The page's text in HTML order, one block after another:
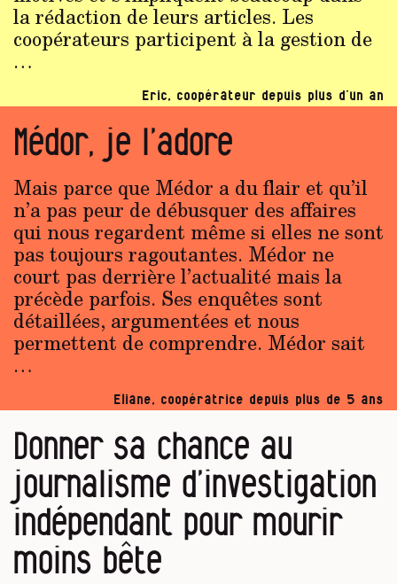
la rédaction de leurs articles. Les
coopérateurs participent à la gestion de
…
Eric, coopérateur depuis plus d’un an
Médor, je l’adore
Mais parce que Médor a du flair et qu’il
n’a pas peur de débusquer des affaires
qui nous regardent même si elles ne sont
pas toujours ragoutantes. Médor ne
court pas derrière l’actualité mais la
précède parfois. Ses enquêtes sont
détaillées, argumentées et nous
permettent de comprendre. Médor sait
…
Eliane, coopératrice depuis plus de 5 ans
Donner sa chance au
journalisme d’investigation
indépendant pour mourir
moins bête